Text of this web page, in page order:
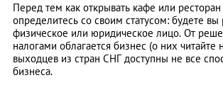
Перед тем как открывать кафе или
определитесь со своим статусом: будете вы
физическое или юридическое лицо. От
налогами облагается бизнес (о них читайте
выходцев из стран СНГ доступны не все
бизнеса.